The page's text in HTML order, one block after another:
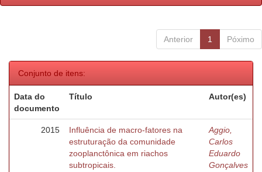
Anterior 1 Póximo
Conjunto de itens:
Data do
documento
Título Autor(es)
2015
Influência de macro-fatores na
estruturação da comunidade
zooplanctônica em riachos
subtropicais.
Aggio,
Carlos
Eduardo
Gonçalves